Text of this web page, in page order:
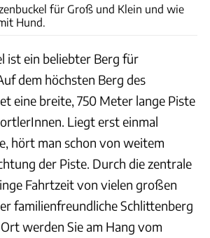
für Groß und Klein und wie
Hund.
ist ein beliebter Berg für
dem höchsten Berg des
eine breite, 750 Meter lange Piste
Liegt erst einmal
hört man schon von weitem
der Piste. Durch die zentrale
Fahrtzeit von vielen großen
familienfreundliche Schlittenberg
werden Sie am Hang vom